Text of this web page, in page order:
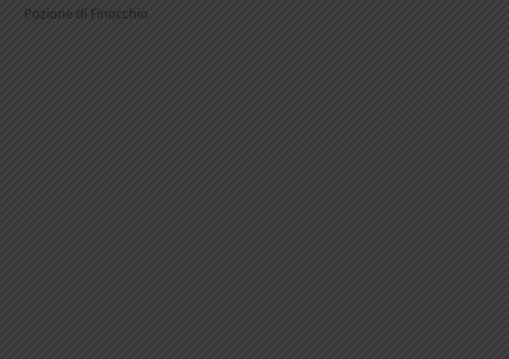
Pozione di Finocchio